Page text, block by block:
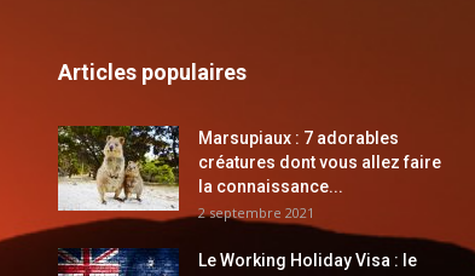
Articles populaires
Marsupiaux : 7 adorables
créatures dont vous allez faire
la connaissance...
2 septembre 2021
Le Working Holiday Visa : le